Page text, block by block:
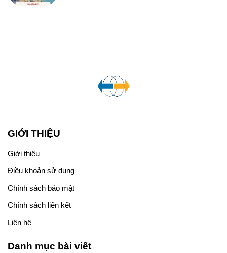
GIỚI THIỆU
Giới thiệu
Điều khoản sử dụng
Chính sách bảo mật
Chính sách liên kết
Liên hệ
Danh mục bài viết